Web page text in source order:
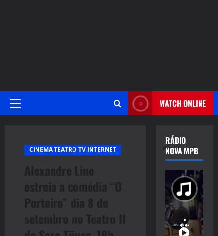
Primary
WATCH ONLINE
CINEMA TEATRO TV INTERNET
Alexandre Lino
estreia a comédia “O
Porteiro” dia 8 de
setembro no Teatro II
RÁDIO
NOVA MPB